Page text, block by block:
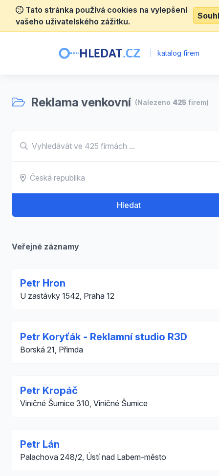
Tato stránka používá cookies na vylepšení
vašeho uživatelského zážitku.
katalog firem
Reklama venkovní (Nalezeno 425 firem)
Hledat
Veřejné záznamy
Petr Hron
U zastávky 1542, Praha 12
Petr Koryťák - Reklamní studio R3D
Borská 21, Přimda
Petr Kropáč
Viničné Šumice 310, Viničné Šumice
Petr Lán
Palachova 248/2, Ústí nad Labem-město